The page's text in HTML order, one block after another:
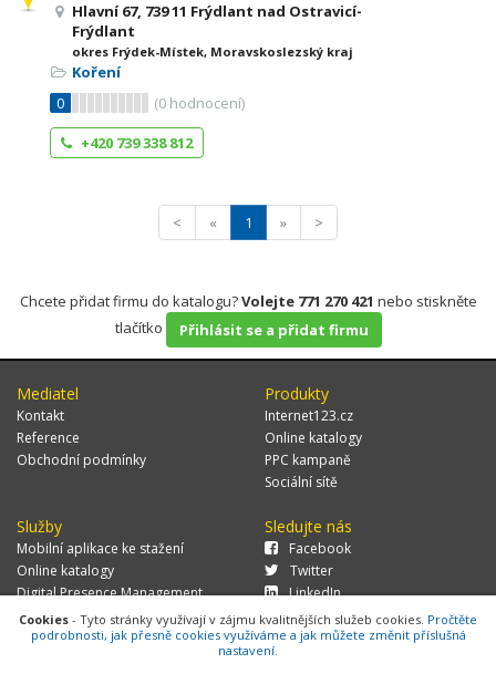
Hlavní 67, 739 11 Frýdlant nad Ostravicí-
Frýdlant
okres Frýdek-Místek, Moravskoslezský kraj
Koření
0
(0 hodnocení)
+420 739 338 812
< « 1 » >
Chcete přidat firmu do katalogu?Volejte 771 270 421 nebo stiskněte
tlačítko
Přihlásit se a přidat firmu
Mediatel
Kontakt
Reference
Obchodní podmínky
Produkty
Internet123.cz
Online katalogy
PPC kampaně
Sociální sítě
Služby
Mobilní aplikace ke stažení
Online katalogy
Digital Presence Management
Více zákazníků
Sledujte nás
Facebook
Twitter
LinkedIn
Cookies - Tyto stránky využívají v zájmu kvalitnějších služeb cookies. Pročtěte
podrobnosti, jak přesně cookies využíváme a jak můžete změnit příslušná
nastavení.